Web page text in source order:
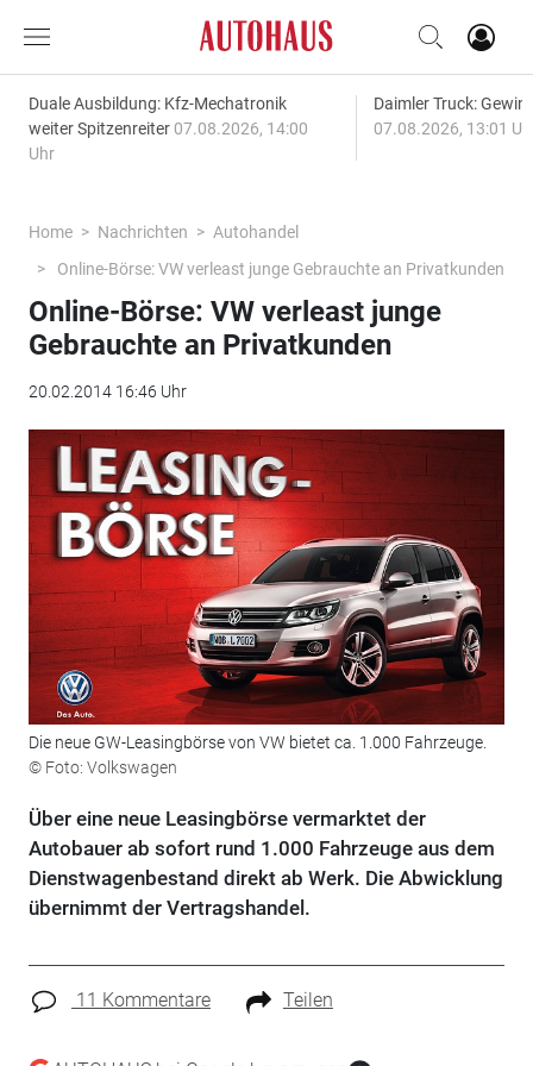
Duale Ausbildung: Kfz-Mechatronik
weiter Spitzenreiter 07.08.2026, 14:00
Uhr
Daimler Truck:
07.08.2026, 13:01
Home Nachrichten
Autohandel
Online-Börse: VW verleast junge Gebrauchte an Privatkunden
Online-Börse: VW verleast junge
Gebrauchte an Privatkunden
20.02.2014 16:46 Uhr
Die neue GW-Leasingbörse von VW bietet ca. 1.000 Fahrzeuge.
© Foto: Volkswagen
Über eine neue Leasingbörse vermarktet der
Autobauer ab sofort rund 1.000 Fahrzeuge aus dem
Dienstwagenbestand direkt ab Werk. Die Abwicklung
übernimmt der Vertragshandel.
11 Kommentare Teilen